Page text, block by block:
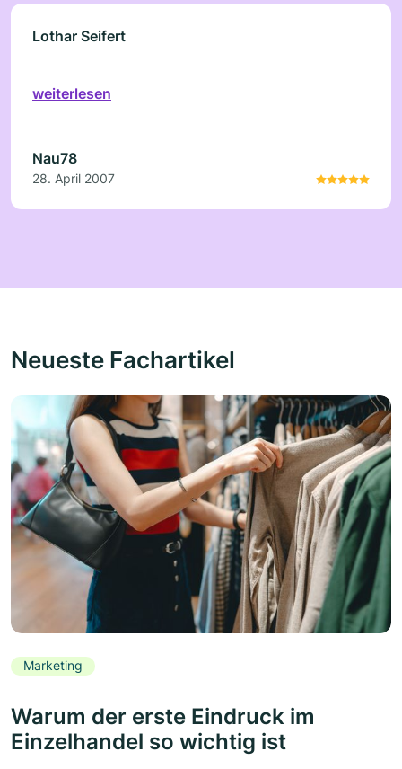
Lothar Seifert
weiterlesen
Nau78
28. April 2007
Neueste Fachartikel
Marketing
Warum der erste Eindruck im
Einzelhandel so wichtig ist